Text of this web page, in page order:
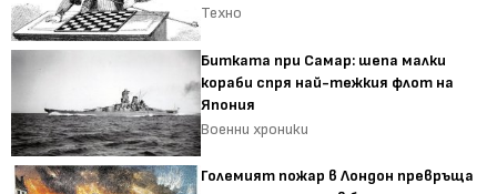
Техно
Битката при Самар: шепа малки
кораби спря най-тежкия флот на
Япония
Военни хроники
Големият пожар в Лондон превръща